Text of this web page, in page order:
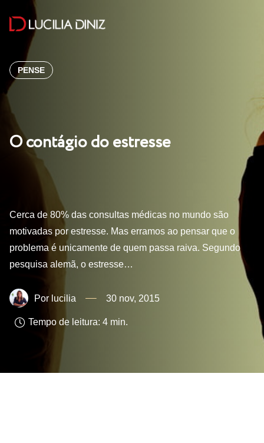
PENSE
O contágio do estresse
Cerca de 80% das consultas médicas no mundo são
motivadas por estresse. Mas erramos ao pensar que o
problema é unicamente de quem passa raiva. Segundo
pesquisa alemã, o estresse…
lucilia 30 nov, 2015
Tempo de leitura: 4 min.